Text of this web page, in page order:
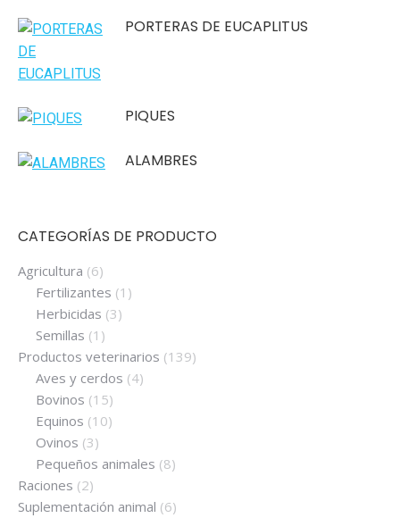
PORTERAS DE EUCAPLITUS
PIQUES
ALAMBRES
CATEGORÍAS DE PRODUCTO
Agricultura (6)
Fertilizantes (1)
Herbicidas (3)
Semillas (1)
Productos veterinarios (139)
Aves y cerdos (4)
Bovinos (15)
Equinos (10)
Ovinos (3)
Pequeños animales (8)
Raciones (2)
Suplementación animal (6)